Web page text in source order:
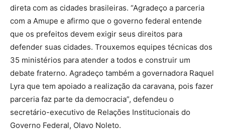
direta com as cidades brasileiras. “Agradeço a parceria
com a Amupe e afirmo que o governo federal entende
que os prefeitos devem exigir seus direitos para
defender suas cidades. Trouxemos equipes técnicas dos
35 ministérios para atender a todos e construir um
debate fraterno. Agradeço também a governadora Raquel
Lyra que tem apoiado a realização da caravana, pois fazer
parceria faz parte da democracia”, defendeu o
secretário-executivo de Relações Institucionais do
Governo Federal, Olavo Noleto.